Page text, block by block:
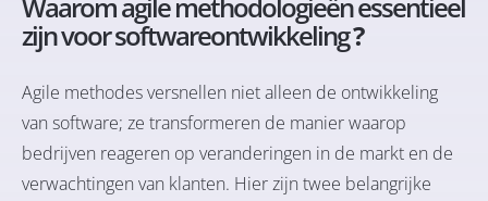
Waarom agile methodologieën essentieel
zijn voor softwareontwikkeling?
Agile methodes versnellen niet alleen de ontwikkeling
van software; ze transformeren de manier waarop
bedrijven reageren op veranderingen in de markt en de
verwachtingen van klanten. Hier zijn twee belangrijke